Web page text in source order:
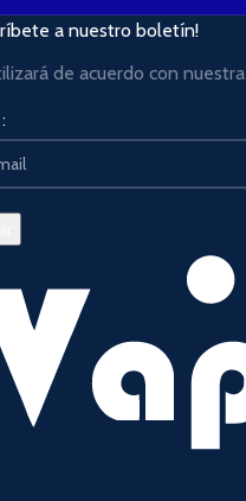
a nuestro boletín!
de acuerdo con nuestra